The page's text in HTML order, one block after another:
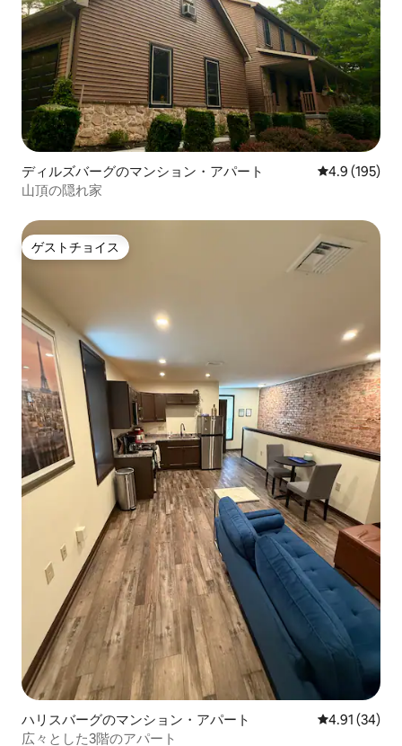
ディルズバーグのマンション・アパート レビュー195
4.9 (195)
山頂の隠れ家
ゲストチョイス
ゲストチョイス
ハリスバーグのマンション・アパート レビュー34
4.91 (34)
広々とした3階のアパート